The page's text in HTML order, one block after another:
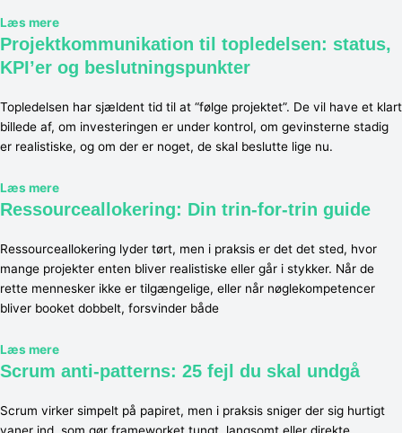
Læs mere
Projektkommunikation til topledelsen: status,
KPI’er og beslutningspunkter
Topledelsen har sjældent tid til at “følge projektet”. De vil have et klart
billede af, om investeringen er under kontrol, om gevinsterne stadig
er realistiske, og om der er noget, de skal beslutte lige nu.
Læs mere
Ressourceallokering: Din trin-for-trin guide
Ressourceallokering lyder tørt, men i praksis er det det sted, hvor
mange projekter enten bliver realistiske eller går i stykker. Når de
rette mennesker ikke er tilgængelige, eller når nøglekompetencer
bliver booket dobbelt, forsvinder både
Læs mere
Scrum anti-patterns: 25 fejl du skal undgå
Scrum virker simpelt på papiret, men i praksis sniger der sig hurtigt